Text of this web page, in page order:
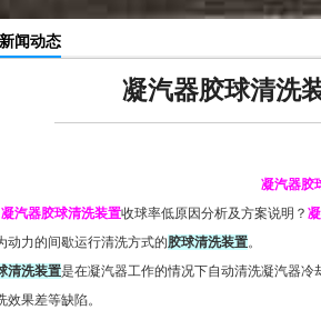
新闻动态
凝汽器胶球清洗
凝汽器胶
凝汽器胶球清洗装置收球率低原因分析及方案说明？
动力的间歇运行清洗方式的胶球清洗装置。
清洗装置是在凝汽器工作的情况下自动清洗凝汽器冷
效果差等缺陷。